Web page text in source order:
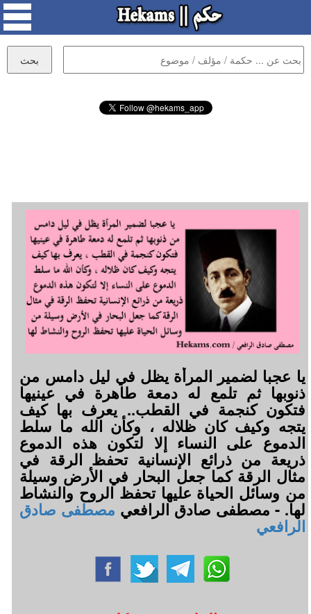
يا عجبا لضمير المرأة يظل في ليل دامس من
ذنوبها ثم تلمع له دمعة طاهرة في عينيها
فتكون كنجمة في القطب.. يعرف بها كيف
يتجه وكيف كان ظلاله ، وكأن الله ما سلط
الدموع على النساء إلا لتكون هذه الدموع
ذريعة من ذرائع الإنسانية تحفظ الرقة في
مثال الرقة كما جعل البحار في الأرض وسيلة
من وسائل الحياة عليها تحفظ الروح والنشاط
لها. - مصطفى صادق الرافعي مصطفى صادق
الرافعي